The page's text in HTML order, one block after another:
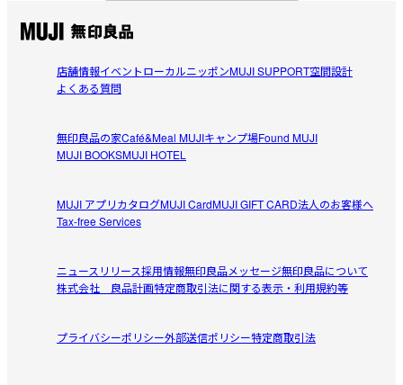
年もまた購入したいです。長袖も同じ生地であれば良いな
地の長袖は需要あると思います。
すべてのレビューを見る
店舗情報イベントローカルニッポンMUJI SUPPORT空間設計
よくある質問
無印良品の家Café&Meal MUJIキャンプ場Found MUJI
MUJI BOOKSMUJI HOTEL
MUJI アプリカタログMUJI CardMUJI GIFT CARD法人のお客様へ
Tax-free Services
ニュースリリース採用情報無印良品メッセージ無印良品について
株式会社 良品計画特定商取引法に関する表示・利用規約等
プライバシーポリシー外部送信ポリシー特定商取引法